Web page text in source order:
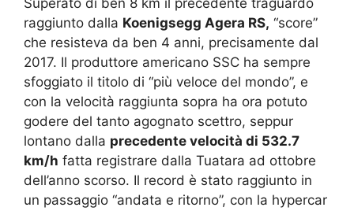
Superato di ben 8 km il precedente traguardo
raggiunto dalla Koenigsegg Agera RS, “score”
che resisteva da ben 4 anni, precisamente dal
2017. Il produttore americano SSC ha sempre
sfoggiato il titolo di “più veloce del mondo”, e
con la velocità raggiunta sopra ha ora potuto
godere del tanto agognato scettro, seppur
lontano dalla precedente velocità di 532.7
km/h fatta registrare dalla Tuatara ad ottobre
dell’anno scorso. Il record è stato raggiunto in
un passaggio “andata e ritorno”, con la hypercar